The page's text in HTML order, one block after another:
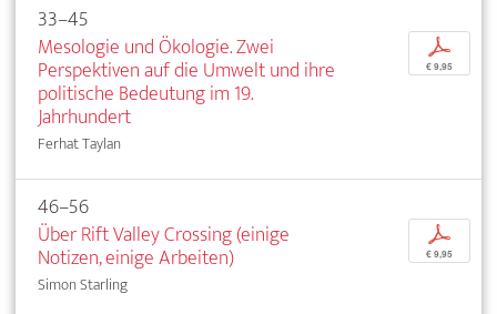
33–45
Mesologie und Ökologie. Zwei
Perspektiven auf die Umwelt und ihre
politische Bedeutung im 19.
Jahrhundert
Ferhat Taylan
p
€ 9,95
46–56
Über Rift Valley Crossing (einige
Notizen, einige Arbeiten)
Simon Starling
p
€ 9,95